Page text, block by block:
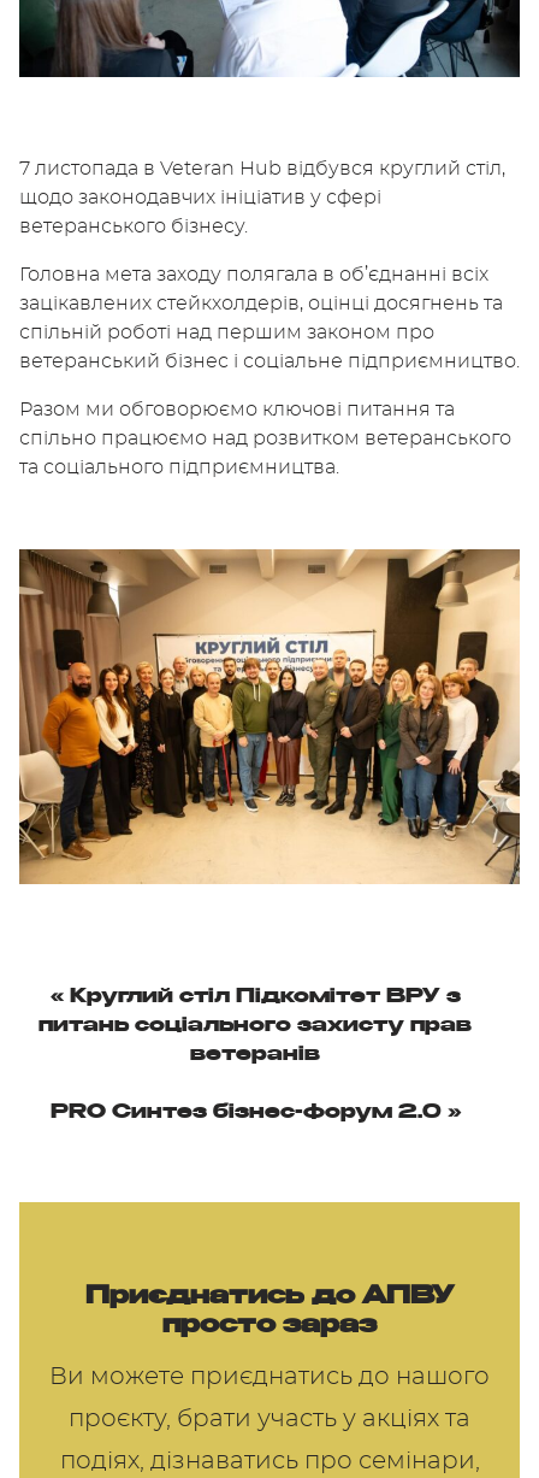
7 листопада в Veteran Hub відбувся круглий стіл,
щодо законодавчих ініціатив у сфері
ветеранського бізнесу.
Головна мета заходу полягала в об’єднанні всіх
зацікавлених стейкхолдерів, оцінці досягнень та
спільній роботі над першим законом про
ветеранський бізнес і соціальне підприємництво.
Разом ми обговорюємо ключові питання та
спільно працюємо над розвитком ветеранського
та соціального підприємництва.
« Круглий стіл Підкомітет ВРУ з
питань соціального захисту прав
ветеранів
PRO Синтез бізнес-форум 2.0»
Приєднатись до АПВУ
просто зараз
Ви можете приєднатись до нашого
проєкту, брати участь у акціях та
подіях, дізнаватись про семінари,